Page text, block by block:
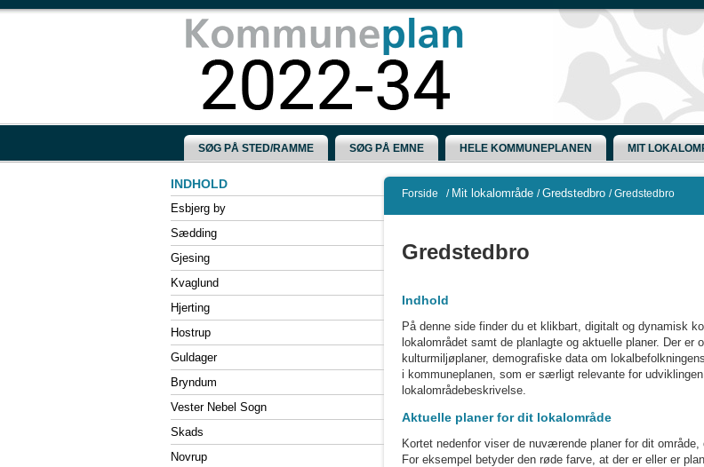
SØG PÅ STED/RAMME SØG PÅ EMNE HELE KOMMUNEPLANEN MIT
Esbjerg by
Sædding
Gjesing
Kvaglund
Hjerting
Hostrup
Guldager
Bryndum
Vester Nebel Sogn
Skads
Novrup
Forside / Mit lokalområde / Gredstedbro / Gredstedbro
Gredstedbro
Indhold
På denne side finder du et klikbart, digitalt og dynamisk
lokalområdet samt de planlagte og aktuelle planer. Der
kulturmiljøplaner, demografiske data om
i kommuneplanen, som er særligt relevante for
lokalområdebeskrivelse.
Aktuelle planer for dit lokalområde
Kortet nedenfor viser de nuværende planer for dit
For eksempel betyder den røde farve, at der er eller er